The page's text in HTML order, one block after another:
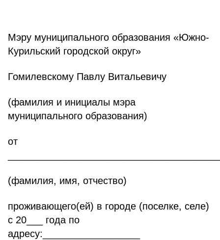
Мэру муниципального образования «Южно-
Курильский городской округ»
Гомилевскому Павлу Витальевичу
(фамилия и инициалы мэра
муниципального образования)
от
(фамилия, имя, отчество)
проживающего(ей) в городе (поселке, селе)
с 20___ года по
адресу:__________________